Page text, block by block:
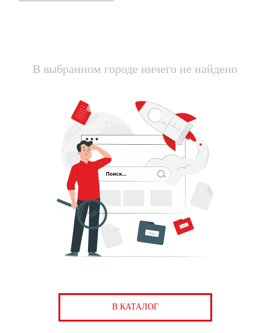
В выбранном городе ничего не найдено
В КАТАЛОГ